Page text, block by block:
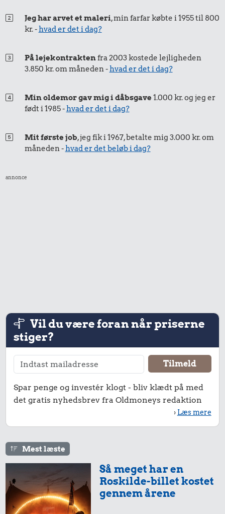
Jeg har arvet et maleri, min farfar købte i 1955 til 800
kr. -hvad er det i dag?
På lejekontraktenfra 2003 kostede lejligheden
3.850 kr. om måneden -hvad er det i dag?
Min oldemor gav mig i dåbsgave1.000 kr. og jeg er
født i 1985 -hvad er det i dag?
Mit første job, jeg fik i 1967, betalte mig 3.000 kr. om
måneden -hvad er det beløb i dag?
annonce
Vil du være foran når priserne
stiger?
Spar penge og investér klogt - bliv klædt på med
det gratis nyhedsbrev fra Oldmoneys redaktion
› Læs mere
Mest læste
Så meget har en
Roskilde-billet kostet
gennem årene